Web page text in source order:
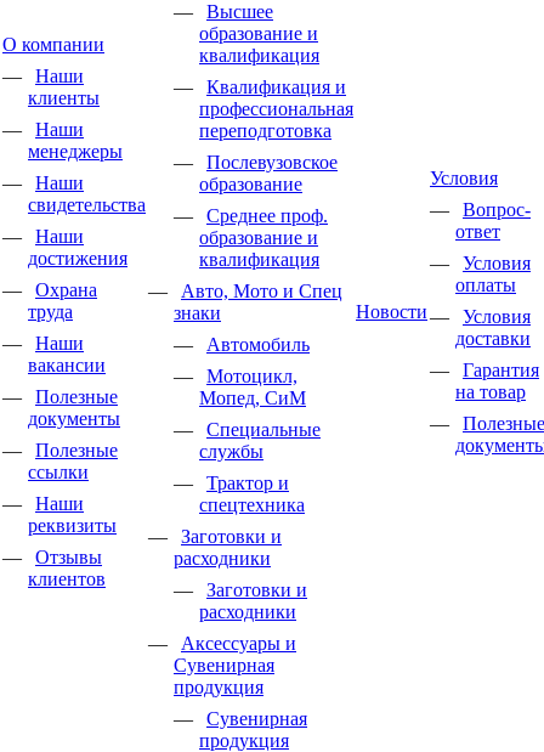
О компании
Наши
клиенты
Наши
менеджеры
Наши
свидетельства
Наши
достижения
Охрана
труда
Наши
вакансии
Полезные
документы
Полезные
ссылки
Наши
реквизиты
Отзывы
клиентов
Высшее
образование и
квалификация
Квалификация и
профессиональная
переподготовка
Послевузовское
образование
Среднее проф.
образование и
квалификация
Авто, Мото и Спец
знаки
Автомобиль
Мотоцикл,
Мопед, СиМ
Специальные
службы
Трактор и
спецтехника
Заготовки и
расходники
Заготовки и
расходники
Аксессуары и
Сувенирная
продукция
Сувенирная
продукция
Новости
Условия
Вопрос-
ответ
Условия
оплаты
Условия
доставки
Гарантия
на товар
Полезные